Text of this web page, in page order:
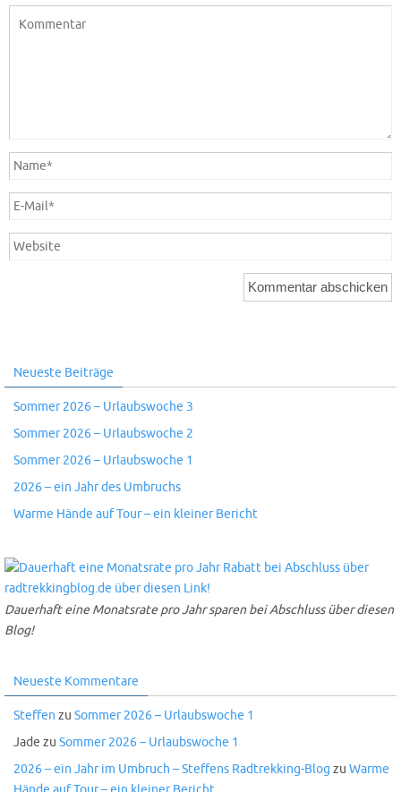
Neueste Beiträge
Sommer 2026 – Urlaubswoche 3
Sommer 2026 – Urlaubswoche 2
Sommer 2026 – Urlaubswoche 1
2026 – ein Jahr des Umbruchs
Warme Hände auf Tour – ein kleiner Bericht
Dauerhaft eine Monatsrate pro Jahr sparen bei Abschluss über diesen
Blog!
Neueste Kommentare
Steffen zu Sommer 2026 – Urlaubswoche 1
Jade zu Sommer 2026 – Urlaubswoche 1
2026 – ein Jahr im Umbruch – Steffens Radtrekking-Blog zu Warme